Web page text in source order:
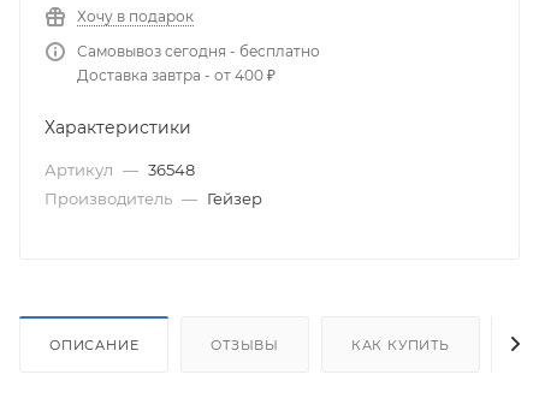
Хочу в подарок
Самовывоз сегодня - бесплатно
Доставка завтра - от 400 ₽
Характеристики
Артикул — 36548
Производитель — Гейзер
ОПИСАНИЕ ОТЗЫВЫ КАК КУПИТЬ